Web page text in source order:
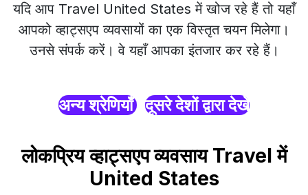
यदि आप Travel United States में खोज रहे हैं तो यहाँ
आपको व्हाट्सएप व्यवसायों का एक विस्तृत चयन मिलेगा।
उनसे संपर्क करें। वे यहाँ आपका इंतजार कर रहे हैं।
अन्य श्रेणियाँ दूसरे देशों द्वारा देखें
लोकप्रिय व्हाट्सएप व्यवसाय Travel में
United States